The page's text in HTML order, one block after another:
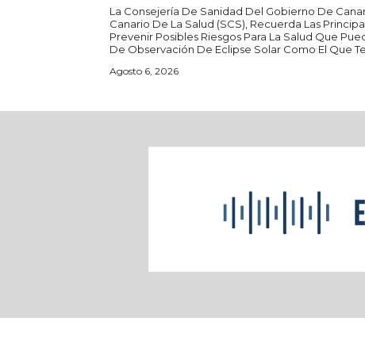
La Consejería De Sanidad Del Gobierno De
Canario De La Salud (SCS), Recuerda Las
Prevenir Posibles Riesgos Para La Salud Que
De Observación De Eclipse Solar Como El Que
Agosto 6, 2026